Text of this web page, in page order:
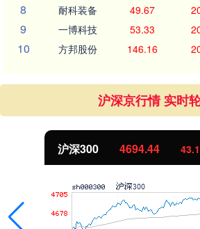
8 耐科装备 49.67
9 一博科技 53.33
10 方邦股份 146.16
沪深京行情 实时
沪深300 4694.44